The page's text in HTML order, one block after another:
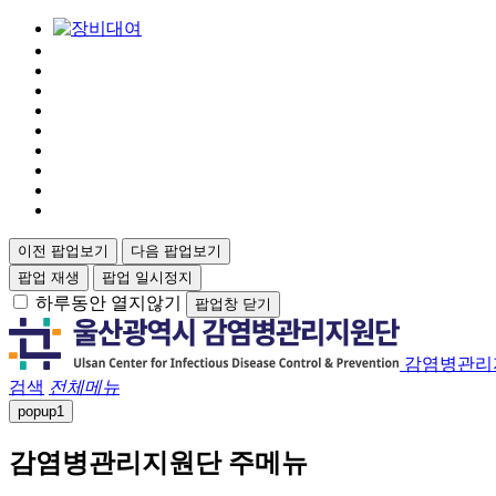
이전 팝업보기
다음 팝업보기
팝업 재생
팝업 일시정지
하루동안 열지않기 팝업창 닫기
감염병관
검색 전체메뉴
popup1
감염병관리지원단 주메뉴